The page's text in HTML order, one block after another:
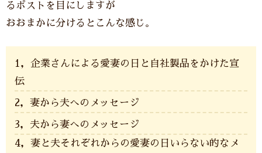
るポストを目にしますが
おおまかに分けるとこんな感じ。
1，企業さんによる愛妻の日と自社製品をかけた宣
伝
2，妻から夫へのメッセージ
3，夫から妻へのメッセージ
4，妻と夫それぞれからの愛妻の日いらない的なメ